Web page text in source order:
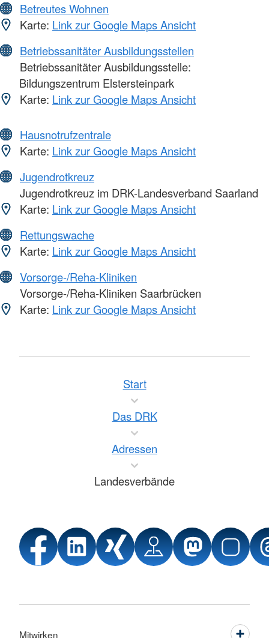
Betreutes Wohnen
Karte: Link zur Google Maps Ansicht
Betriebssanitäter Ausbildungsstellen
Betriebssanitäter Ausbildungsstelle:
Bildungszentrum Elstersteinpark
Karte: Link zur Google Maps Ansicht
Hausnotrufzentrale
Karte: Link zur Google Maps Ansicht
Jugendrotkreuz
Jugendrotkreuz im DRK-Landesverband Saarland
Karte: Link zur Google Maps Ansicht
Rettungswache
Karte: Link zur Google Maps Ansicht
Vorsorge-/Reha-Kliniken
Vorsorge-/Reha-Kliniken Saarbrücken
Karte: Link zur Google Maps Ansicht
Start
Das DRK
Adressen
Landesverbände
Mitwirken